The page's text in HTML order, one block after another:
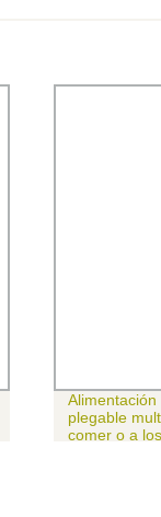
plegable
comer o a